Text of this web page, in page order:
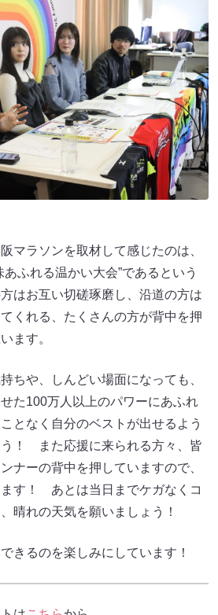
マラソンを取材して感じたのは、
ふれる温かい大会”であるという
はお互い切磋琢磨し、沿道の方は
くれる、たくさんの方が背中を押
ます。
ちや、しんどい場面になっても、
た100万人以上のパワーにあふれ
となく自分のベストが出せるよう
！ また応援に来られる方々、皆
ナーの背中を押していますので、
す！ あとは当日までケガなくコ
晴れの天気を願いましょう！
きるのを楽しみにしています！